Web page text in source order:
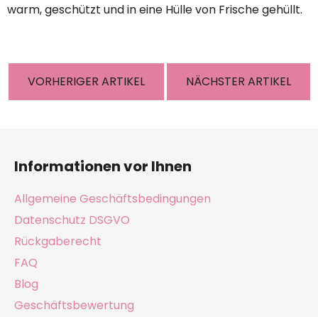
warm, geschützt und in eine Hülle von Frische gehüllt.
VORHERIGER ARTIKEL NÄCHSTER ARTIKEL
Informationen vor Ihnen
Allgemeine Geschäftsbedingungen
Datenschutz DSGVO
Rückgaberecht
FAQ
Blog
Geschäftsbewertung